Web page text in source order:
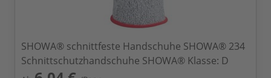
SHOWA® schnittfeste Handschuhe SHOWA® 234
Schnittschutzhandschuhe SHOWA® Klasse: D